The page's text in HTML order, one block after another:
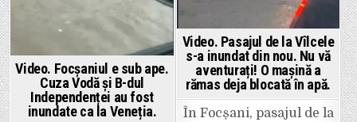
Video. Focșaniul e sub ape.
Cuza Vodă și B-dul
Independenței au fost
inundate ca la Veneția.
Video. Pasajul de la Vîlcele
s-a inundat din nou. Nu vă
aventurați! O mașină a
rămas deja blocată în apă.
În Focșani, pasajul de la